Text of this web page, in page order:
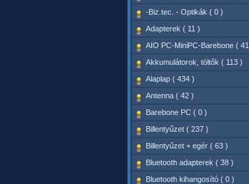
-Biz.tec. - Optikák ( 0 )
Adapterek ( 11 )
AIO PC-MiniPC-Barebone (
Akkumulátorok, töltők ( 113 )
Alaplap ( 434 )
Antenna ( 42 )
Barebone PC ( 0 )
Billentyűzet ( 237 )
Billentyűzet + egér ( 63 )
Bluetooth adapterek ( 38 )
Bluetooth kihangosító ( 0 )